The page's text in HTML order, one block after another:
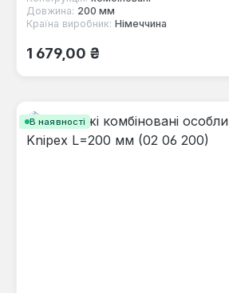
Довжина: 200 мм
Країна виробник: Німеччина
Звичайна ціна:
1 679,00 ₴
В наявності